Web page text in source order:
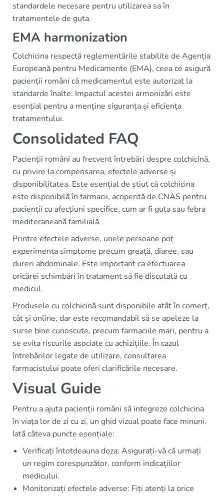
standardele necesare pentru utilizarea sa în
tratamentele de guta.
EMA harmonization
Colchicina respectă reglementările stabilite de Agenția
Europeană pentru Medicamente (EMA), ceea ce asigură
pacienții români că medicamentul este autorizat la
standarde înalte. Impactul acestei armonizări este
esențial pentru a menține siguranța și eficiența
tratamentului.
Consolidated FAQ
Pacienții români au frecvent întrebări despre colchicină,
cu privire la compensarea, efectele adverse și
disponibilitatea. Este esențial de știut că colchicina
este disponibilă în farmacii, acoperită de CNAS pentru
pacienții cu afecțiuni specifice, cum ar fi guta sau febra
mediteraneană familială.
Printre efectele adverse, unele persoane pot
experimenta simptome precum greață, diaree, sau
dureri abdominale. Este important ca efectuarea
oricărei schimbări în tratament să fie discutată cu
medicul.
Produsele cu colchicină sunt disponibile atât în comerț,
cât și online, dar este recomandabil să se apeleze la
surse bine cunoscute, precum farmaciile mari, pentru a
se evita riscurile asociate cu achizițiile. În cazul
întrebărilor legate de utilizare, consultarea
farmacistului poate oferi clarificările necesare.
Visual Guide
Pentru a ajuta pacienții români să integreze colchicina
în viața lor de zi cu zi, un ghid vizual poate face minuni.
Iată câteva puncte esențiale:
Verificați întotdeauna doza: Asigurați-vă că urmați
un regim corespunzător, conform indicațiilor
medicului.
Monitorizați efectele adverse: Fiți atenți la orice